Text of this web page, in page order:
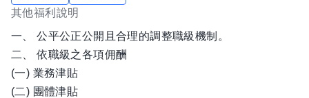
其他福利說明
一、 公平公正公開且合理的調整職級機制。
二、 依職級之各項佣酬
(一) 業務津貼
(二) 團體津貼